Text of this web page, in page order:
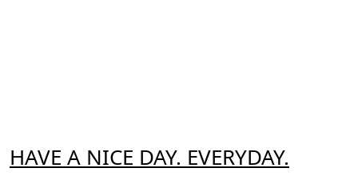
HAVE A NICE DAY. EVERYDAY.